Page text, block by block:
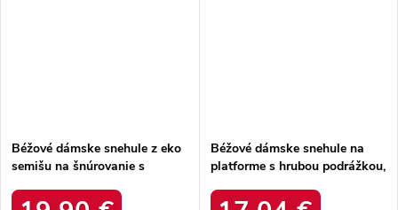
Béžové dámske snehule z eko
semišu na šnúrovanie s
produktu C3016 BEIGE
Béžové dámske snehule na
platforme s hrubou podrážkou,
925 KHAKI